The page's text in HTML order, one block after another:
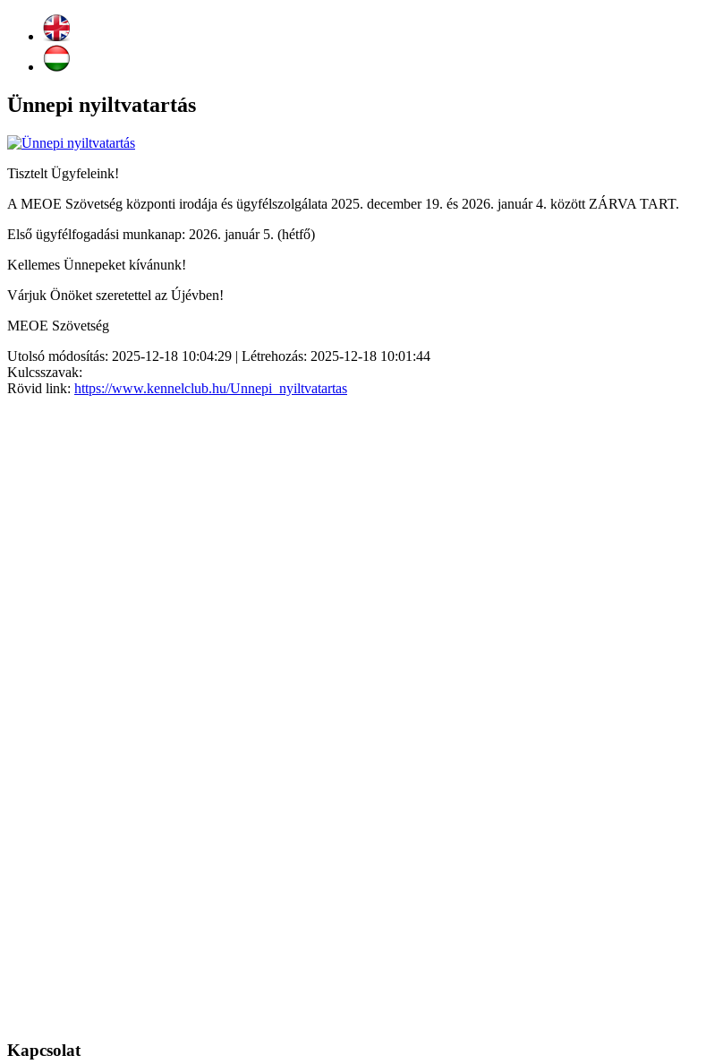
Ünnepi nyiltvatartás
Tisztelt Ügyfeleink!
A MEOE Szövetség központi irodája és ügyfélszolgálata 2025. december 19. és 2026. január 4. között ZÁRVA TART.
Első ügyfélfogadási munkanap: 2026. január 5. (hétfő)
Kellemes Ünnepeket kívánunk!
Várjuk Önöket szeretettel az Újévben!
MEOE Szövetség
Utolsó módosítás: 2025-12-18 10:04:29 | Létrehozás: 2025-12-18 10:01:44
Kulcsszavak:
Rövid link: https://www.kennelclub.hu/Unnepi_nyiltvatartas
Kapcsolat